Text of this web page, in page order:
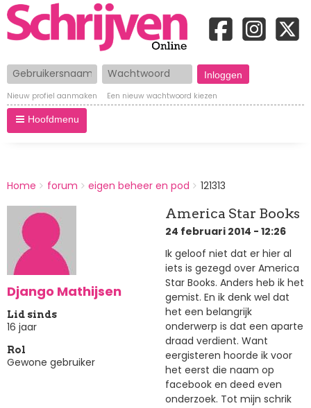
Gebruikersnaam Wachtwoord
Nieuw profiel aanmaken Een nieuw wachtwoord kiezen
Hoofdmenu
BREADCRUMBS
You
here:
Home forum eigen beheer en pod 121313
Django Mathijsen
Lid sinds
16 jaar
Rol
Gewone gebruiker
America Star Books
24 februari 2014 - 12:26
Ik geloof niet dat er hier al
iets is gezegd over America
Star Books. Anders heb ik het
gemist. En ik denk wel dat
het een belangrijk
onderwerp is dat een aparte
draad verdient. Want
eergisteren hoorde ik voor
het eerst die naam op
facebook en deed even
onderzoek. Tot mijn schrik